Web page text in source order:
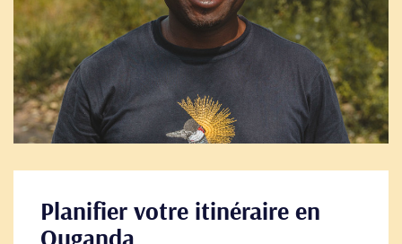
Planifier votre itinéraire en
Ouganda